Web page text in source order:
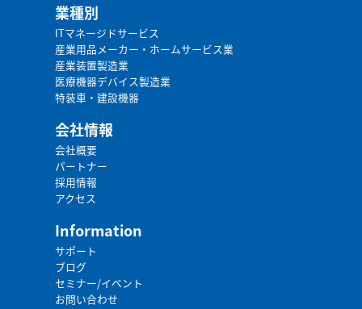
業種別
ITマネージドサービス
産業用品メーカー・ホームサービス業
産業装置製造業
医療機器デバイス製造業
特装車・建設機器
会社情報
会社概要
パートナー
採用情報
アクセス
Information
サポート
ブログ
セミナー/イベント
お問い合わせ